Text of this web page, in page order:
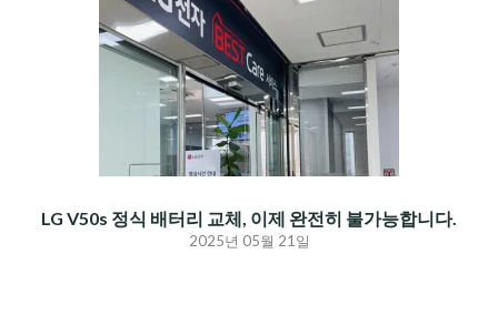
LG V50s 정식 배터리 교체, 이제 완전히 불가능합니다.
2025년 05월 21일